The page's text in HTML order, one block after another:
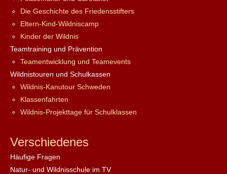
Die Geschichte des Friedensstifters
Eltern-Kind-Wildniscamp
Kinder der Wildnis
Teamtraining und Prävention
Teamentwicklung und Teamevents
Wildnistouren und Schulkassen
Wildnis-Kanutour Schweden
Klassenfahrten
Wildnis-Projekttage für Schulklassen
Verschiedenes
Häufige Fragen
Natur- und Wildnisschule im TV